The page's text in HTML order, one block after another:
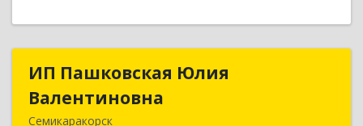
ИП Пашковская Юлия
Валентиновна
Семикаракорск
ИП Пашковская Юлия